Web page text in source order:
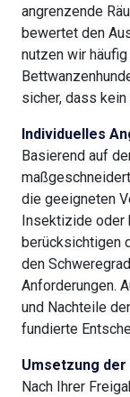
angrenzende
bewertet den
nutzen wir
sicher, dass
Individuelles
Basierend auf
die geeigneten
Insektizide oder
berücksichtigen
den
Anforderungen.
und Nachteile
fundierte
Umsetzung
Nach Ihrer